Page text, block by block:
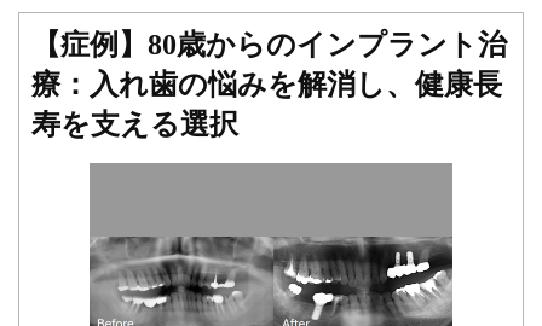
科 院長 出口 真太郎
常に重要です。 当院のジルコニアセラミックは、デンタルビジ
ョンという、馬車道アイランドタワー歯科に隣接する技工所の
方が作成してくれています。色調再現は技工士さんのテクニッ
クとセンスに依存するので、今回のような少数歯のケースはい
麗にするだけではなく、機能面（咀嚼・発音・清掃性）をしっ
かりと考慮して、常にお手入れしやすく、長くお口の中で使用
していけるように留意して治療を行っております。 また、今回
【症例】80歳からのインプラント治
療：入れ歯の悩みを解消し、健康長
寿を支える選択